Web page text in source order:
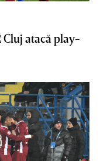
Cluj atacă play-